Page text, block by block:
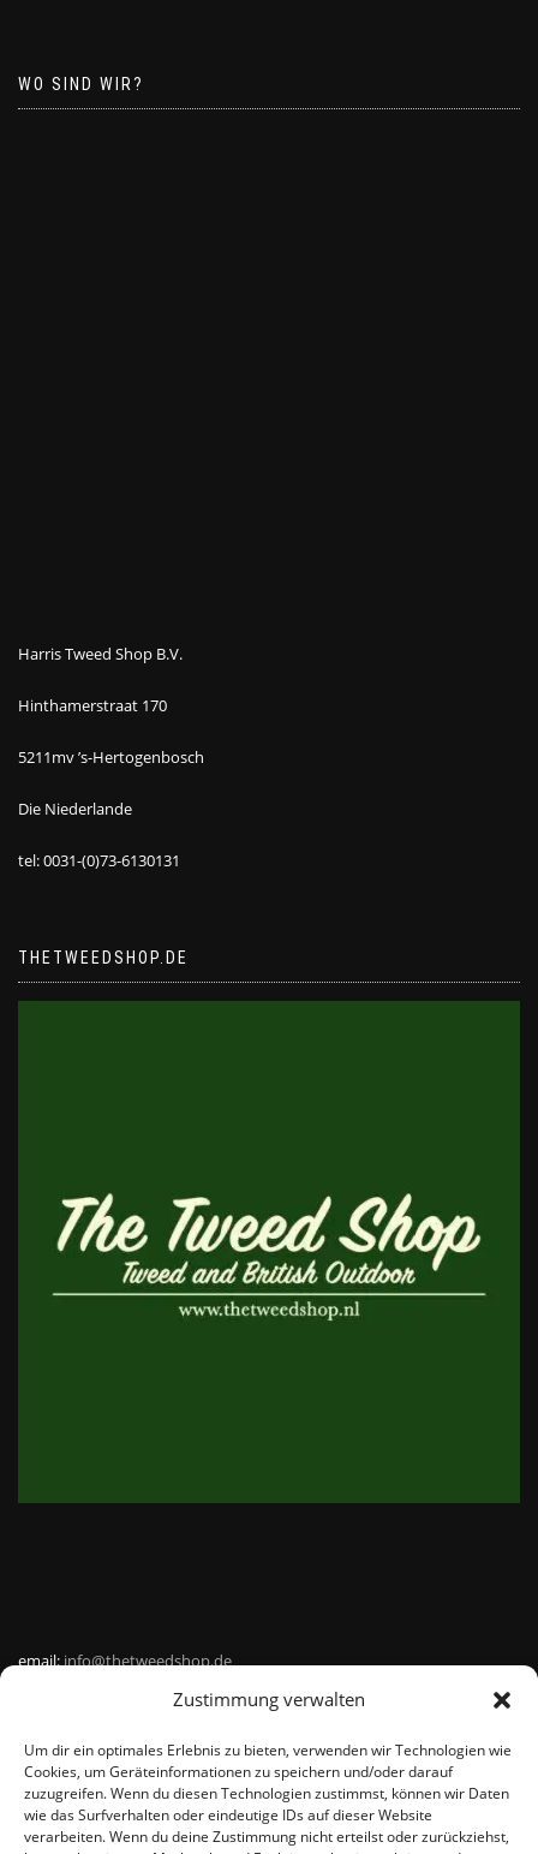
Zustimmung verwalten
Um dir ein optimales Erlebnis zu bieten, verwenden wir Technologien wie
Cookies, um Geräteinformationen zu speichern und/oder darauf
zuzugreifen. Wenn du diesen Technologien zustimmst, können wir Daten
wie das Surfverhalten oder eindeutige IDs auf dieser Website
verarbeiten. Wenn du deine Zustimmung nicht erteilst oder zurückziehst,
WO SIND WIR?
Harris Tweed Shop B.V.
Hinthamerstraat 170
5211mv ’s-Hertogenbosch
Die Niederlande
tel: 0031-(0)73-6130131
THETWEEDSHOP.DE
email:info@thetweedshop.de
Kvk Nummer: 88959732
MWSnr: NL864836247B01